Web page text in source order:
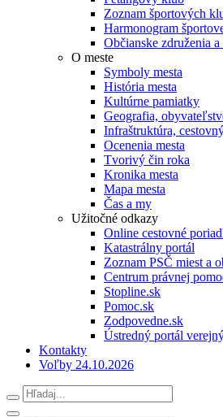
Zoznam športových
Harmonogram
Občianske združenia
O meste
Symboly mesta
História mesta
Kultúrne pamiatky
Geografia,
Infraštruktúra,
Ocenenia mesta
Tvorivý čin roka
Kronika mesta
Mapa mesta
Čas a my
Užitočné odkazy
Online cestovné
Katastrálny portál
Zoznam PSČ miest a
Centrum právnej
Stopline.sk
Pomoc.sk
Zodpovedne.sk
Ústredný portál
Kontakty
Voľby 24.10.2026